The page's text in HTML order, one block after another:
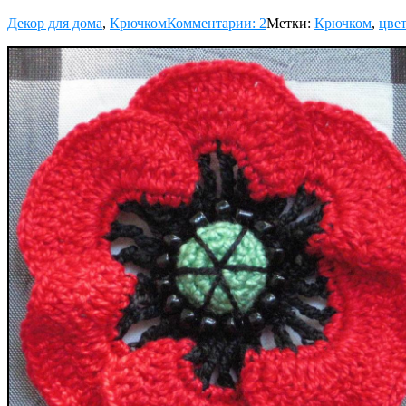
Декор для дома, КрючкомКомментарии: 2Метки: Крючком,